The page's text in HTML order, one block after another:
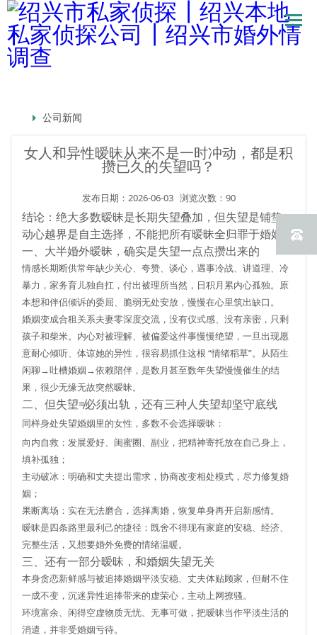
公司新闻
女人和异性暧昧从来不是一时冲动，都是积
攒已久的失望吗？
发布日期：2026-06-03 浏览次数：90
结论：绝大多数暧昧是长期失望叠加，但失望是铺垫，
动心越界是自主选择，不能把所有暧昧全归罪于婚姻
。
一、大半婚外暧昧，确实是失望一点点攒出来的
情感长期断供常年缺少关心、夸赞、谈心，遇事冷战、讲道理、冷
暴力，家务育儿独自扛，付出被理所当然，日积月累内心孤独。原
本想和伴侣倾诉的委屈、脆弱无处安放，慢慢在心里筑出缺口。
婚姻变成合租关系夫妻零深度交流，没有仪式感、没有亲密，只剩
孩子和柴米。内心对被理解、被偏爱这件事慢慢绝望，一旦出现愿
意耐心倾听、体谅她的异性，很容易抓住这根 “情绪稻草”。从陌生
闲聊→吐槽婚姻→依赖陪伴，是数月甚至数年失望慢慢催生的结
果，很少无缘无故突然暧昧。
二、但失望≠必须出轨，还有三种人失望却坚守底线
同样身处失望婚姻里的女性，多数不会选择暧昧：
向内自救 ：发展爱好、闺蜜圈、副业，把精神寄托放在自己身上，
填补孤独；
主动破冰 ：明确和丈夫提出需求，协商改变相处模式，尽力修复婚
姻；
果断离场 ：实在无法磨合，选择离婚，恢复单身再开启新感情。
暧昧是四条路里最利己的捷径：既舍不得现有家庭的安稳、经济、
完整生活，又想要婚外免费的情绪温暖。
三、还有一部分暧昧，和婚姻失望无关
本身贪恋新鲜感与被追捧婚姻平淡安稳、丈夫体贴顾家，但耐不住
一成不变，沉迷异性追捧带来的虚荣心，主动上网撩骚。
环境富余、闲得空虚物质无忧、无事可做，把暧昧当作平淡生活的
消遣，并非受婚姻亏待。